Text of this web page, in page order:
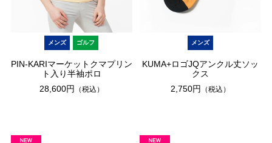
メンズ ゴルフ
PIN-KARIマーケットクマプリン
ト入り半袖ポロ
28,600円
（税込）
メンズ
KUMA+ロゴJQアンクル丈ソッ
クス
2,750円
（税込）